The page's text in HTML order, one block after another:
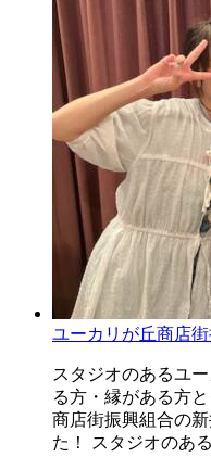
ユーカリが丘商店
スタジオのあるユ
る方・縁がある方
商店街振興組合の
た！ スタジオのあ